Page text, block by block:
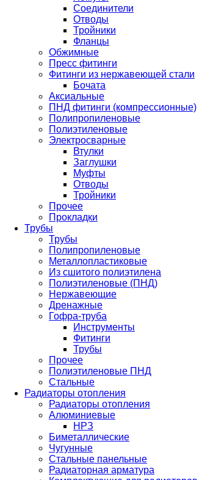
Соединители
Отводы
Тройники
Фланцы
Обжимные
Пресс фитинги
Фитинги из нержавеющей стали
Бочата
Аксиальные
ПНД фитинги (компрессионные)
Полипропиленовые
Полиэтиленовые
Электросварные
Втулки
Заглушки
Муфты
Отводы
Тройники
Прочее
Прокладки
Трубы
Трубы
Полипропиленовые
Металлопластиковые
Из сшитого полиэтилена
Полиэтиленовые (ПНД)
Нержавеющие
Дренажные
Гофра-труба
Инструменты
Фитинги
Трубы
Прочее
Полиэтиленовые ПНД
Стальные
Радиаторы отопления
Радиаторы отопления
Алюминиевые
НРЗ
Биметаллические
Чугунные
Стальные панельные
Радиаторная арматура